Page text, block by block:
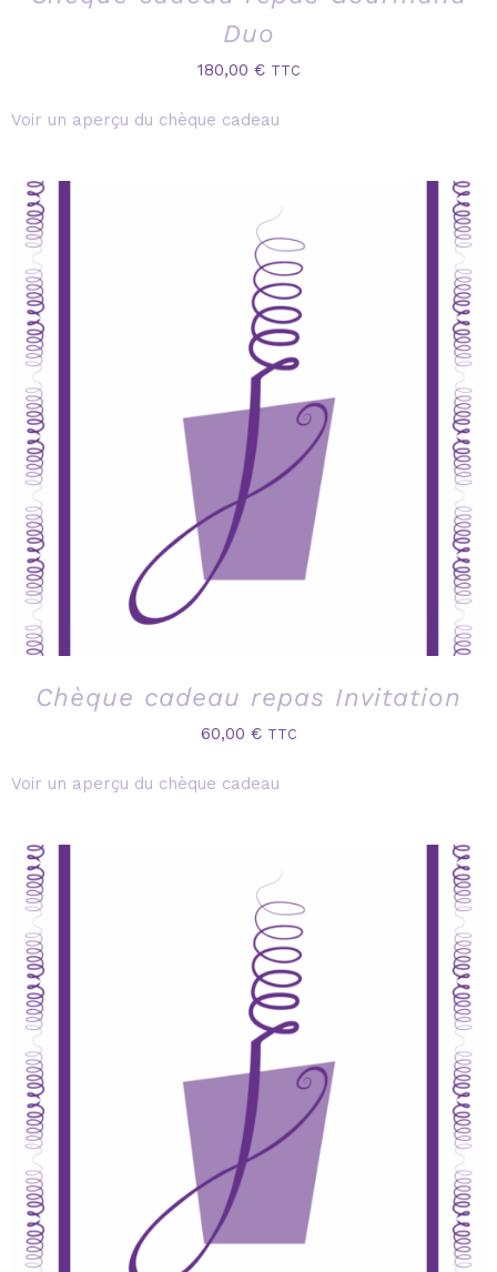
Duo
180,00 € TTC
Voir un aperçu du chèque cadeau
Chèque cadeau repas Invitation
60,00 € TTC
Voir un aperçu du chèque cadeau